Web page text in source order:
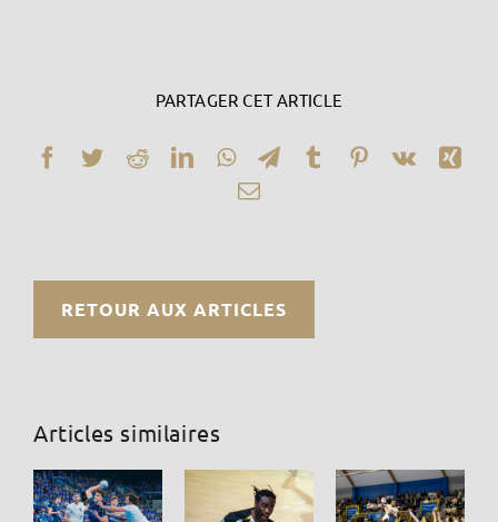
PARTAGER CET ARTICLE
Facebook
TwitterRedditLinkedInWhatsAppTelegram
TumblrPinterest
Vk
Email
RETOUR AUX ARTICLES
Articles similaires